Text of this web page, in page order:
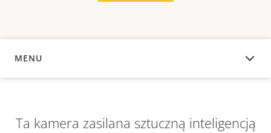
MENU
INFORMACJE OGÓLNE
Ta kamera zasilana sztuczną inteligencją